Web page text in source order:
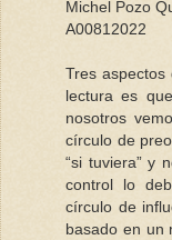
Michel Pozo
A00812022
Tres
lectura es
nosotros
círculo de
“si tuviera” y
control lo
círculo de
basado en un